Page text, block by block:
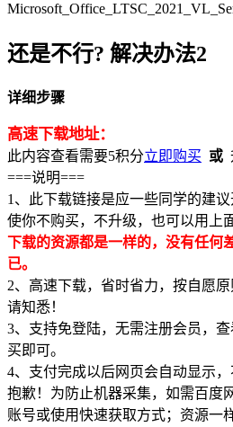
还是不行? 解决办法2
详细步骤
高速下载地址：
此内容查看需要5积分立即购买 或
===说明===
1、此下载链接是应一些同学的建
使你不购买，不升级，也可以用上
下载的资源都是一样的，没有任何
已。
2、高速下载，省时省力，按自愿原
请知悉！
3、支持免登陆，无需注册会员，
买即可。
4、支付完成以后网页会自动显示，
抱歉！为防止机器采集，如需百度
账号或使用快速获取方式；资源一